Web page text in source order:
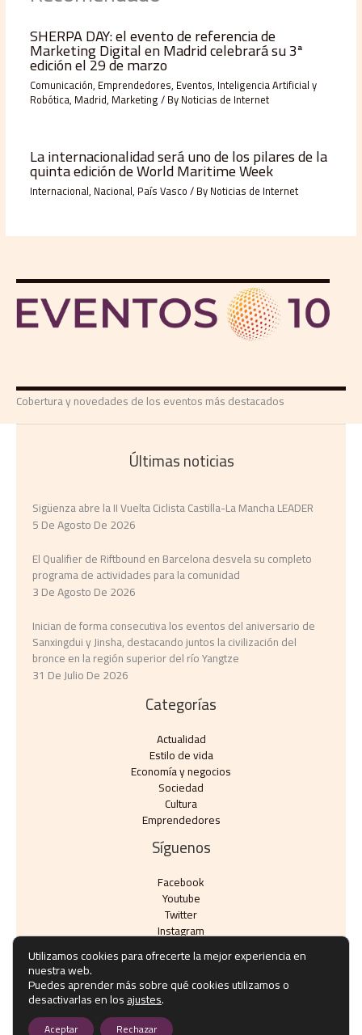
SHERPA DAY: el evento de referencia de
Marketing Digital en Madrid celebrará su 3ª
edición el 29 de marzo
Comunicación, Emprendedores, Eventos, Inteligencia Artificial y
Robótica, Madrid, Marketing/ ByNoticias de Internet
La internacionalidad será uno de los pilares de la
quinta edición de World Maritime Week
Internacional, Nacional, País Vasco/ ByNoticias de Internet
Cobertura y novedades de los eventos más destacados
Últimas noticias
Sigüenza abre la II Vuelta Ciclista Castilla-La Mancha LEADER
5 De Agosto De 2026
El Qualifier de Riftbound en Barcelona desvela su completo
programa de actividades para la comunidad
3 De Agosto De 2026
Inician de forma consecutiva los eventos del aniversario de
Sanxingdui y Jinsha, destacando juntos la civilización del
bronce en la región superior del río Yangtze
31 De Julio De 2026
Categorías
Actualidad
Estilo de vida
Economía y negocios​
Sociedad
Cultura
Emprendedores
Síguenos
Facebook
Youtube
Twitter
Instagram
Copyright © Todos los derechos reservados - eventos10.com
Utilizamos cookies para ofrecerte la mejor experiencia en
nuestra web.
Puedes aprender más sobre qué cookies utilizamos o
desactivarlas en losajustes.
Aceptar Rechazar